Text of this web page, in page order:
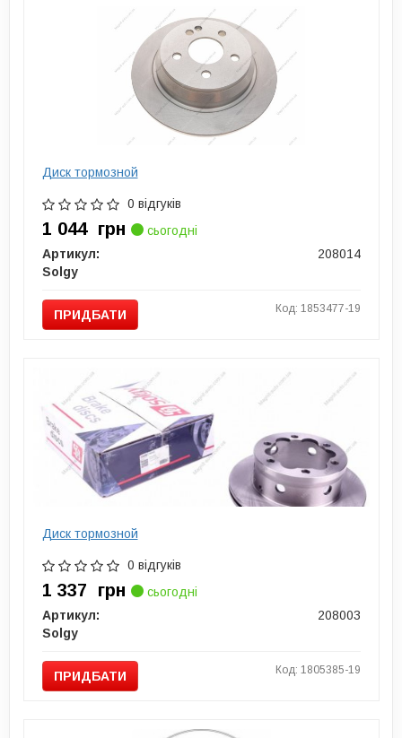
Диск тормозной
0 відгуків
1 044 грн
сьогодні
Артикул:
208014
Solgy
ПРИДБАТИ Код: 1853477-19
Диск тормозной
0 відгуків
1 337 грн
сьогодні
Артикул:
208003
Solgy
ПРИДБАТИ Код: 1805385-19